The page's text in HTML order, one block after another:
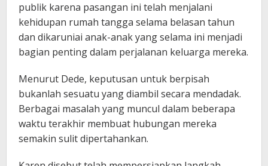
publik karena pasangan ini telah menjalani
kehidupan rumah tangga selama belasan tahun
dan dikaruniai anak-anak yang selama ini menjadi
bagian penting dalam perjalanan keluarga mereka.
Menurut Dede, keputusan untuk berpisah
bukanlah sesuatu yang diambil secara mendadak.
Berbagai masalah yang muncul dalam beberapa
waktu terakhir membuat hubungan mereka
semakin sulit dipertahankan.